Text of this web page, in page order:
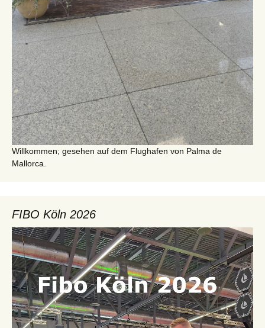
Willkommen; gesehen auf dem Flughafen von Palma de
Mallorca.
FIBO Köln 2026
Video-
Player